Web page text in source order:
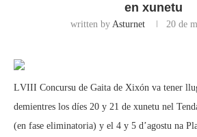
en xunetu
written by Asturnet 20 de
LVIII Concursu de Gaita de Xixón va tener
demientres los díes 20 y 21 de xunetu nel
(en fase eliminatoria) y el 4 y 5 d’agostu na